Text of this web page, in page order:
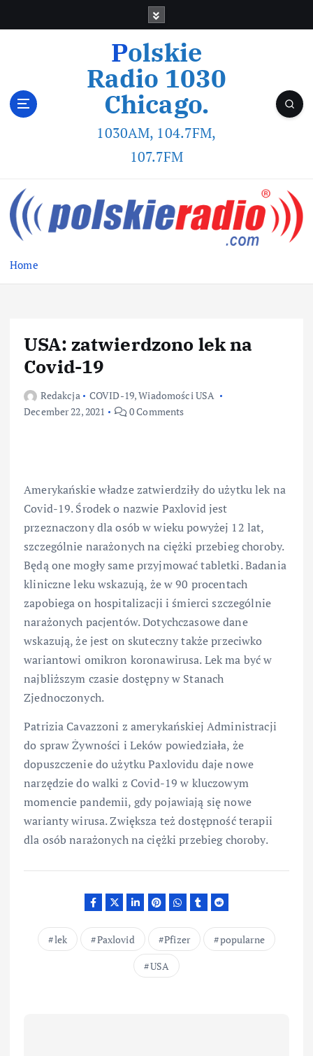
Polskie
Radio 1030
Chicago.
1030AM, 104.7FM,
107.7FM
Home
USA: zatwierdzono lek na
Covid-19
Redakcja COVID-19,Wiadomości USA
December 22, 2021
0 Comments
Amerykańskie władze zatwierdziły do użytku lek na
Covid-19. Środek o nazwie Paxlovid jest
przeznaczony dla osób w wieku powyżej 12 lat,
szczególnie narażonych na ciężki przebieg choroby.
Będą one mogły same przyjmować tabletki. Badania
kliniczne leku wskazują, że w 90 procentach
zapobiega on hospitalizacji i śmierci szczególnie
narażonych pacjentów. Dotychczasowe dane
wskazują, że jest on skuteczny także przeciwko
wariantowi omikron koronawirusa. Lek ma być w
najbliższym czasie dostępny w Stanach
Zjednoczonych.
Patrizia Cavazzoni z amerykańskiej Administracji
do spraw Żywności i Leków powiedziała, że
dopuszczenie do użytku Paxlovidu daje nowe
narzędzie do walki z Covid-19 w kluczowym
momencie pandemii, gdy pojawiają się nowe
warianty wirusa. Zwiększa też dostępność terapii
dla osób narażonych na ciężki przebieg choroby.
lek Paxlovid Pfizer
popularne
USA